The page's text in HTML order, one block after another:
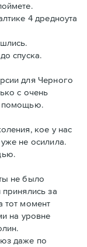
4 дредноута
спуска.
для Черного
с очень
помощью.
кое у нас
не осилила.
не было
за
тот момент
на уровне
даже по